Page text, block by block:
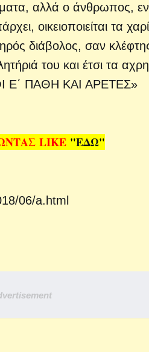
αλλά ο άνθρωπος,
οικειοποιείται τα
διάβολος, σαν κλέφτης
του και έτσι τα
Ε΄ ΠΑΘΗ ΚΑΙ ΑΡΕΤΕΣ»
LIKE "ΕΔΩ"
06/a.html